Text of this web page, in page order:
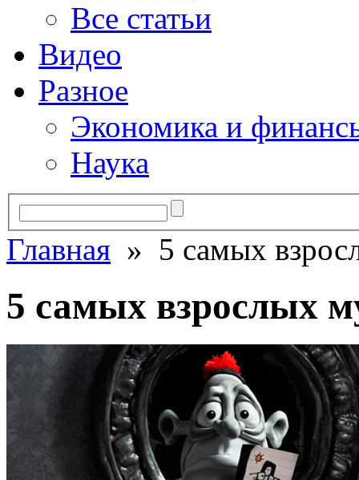
Все статьи
Видео
Разное
Экономика и
Наука
Главная » 5 самых
5 самых взрослых